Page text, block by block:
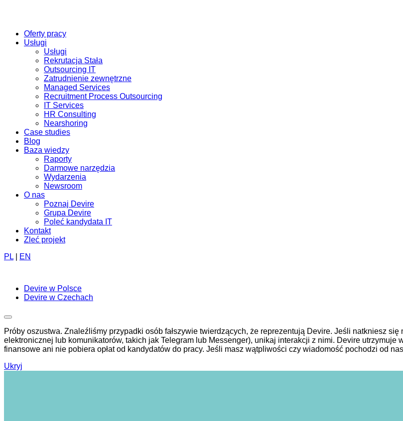
Oferty pracy
Usługi
Usługi
Rekrutacja Stała
Outsourcing IT
Zatrudnienie zewnętrzne
Managed Services
Recruitment Process Outsourcing
IT Services
HR Consulting
Nearshoring
Case studies
Blog
Baza wiedzy
Raporty
Darmowe narzędzia
Wydarzenia
Newsroom
O nas
Poznaj Devire
Grupa Devire
Poleć kandydata IT
Kontakt
Zleć projekt
PL
EN
Devire w Polsce
Devire w Czechach
Próby oszustwa. Znaleźliśmy przypadki osób fałszywie twierdzących, że reprezentują Devire. Jeśli natkniesz
elektronicznej lub komunikatorów, takich jak Telegram lub Messenger), unikaj interakcji z nimi. Devire
finansowe ani nie pobiera opłat od kandydatów do pracy. Jeśli masz wątpliwości czy wiadomość pochodzi od
Ukryj